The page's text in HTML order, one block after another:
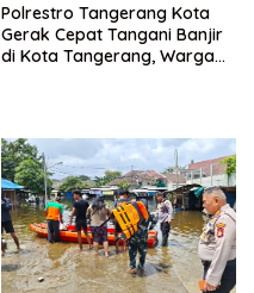
Polrestro Tangerang Kota
Gerak Cepat Tangani Banjir
di Kota Tangerang, Warga